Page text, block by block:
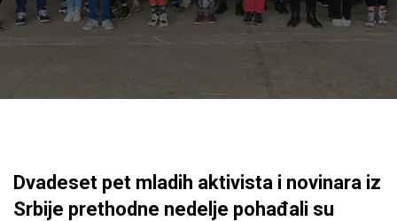
Dvadeset pet mladih aktivista i novinara iz
Srbije prethodne nedelje pohađali su